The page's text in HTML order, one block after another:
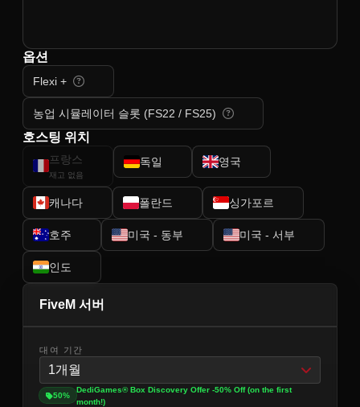
옵션
Flexi +
농업 시뮬레이터 슬롯 (FS22 / FS25)
호스팅 위치
프랑스
재고 없음
독일 영국
캐나다 폴란드 싱가포르
호주 미국 - 동부 미국 - 서부
인도
FiveM 서버
대여 기간
1개월
50%
DediGames® Box Discovery Offer -50% Off (on the first
month!)